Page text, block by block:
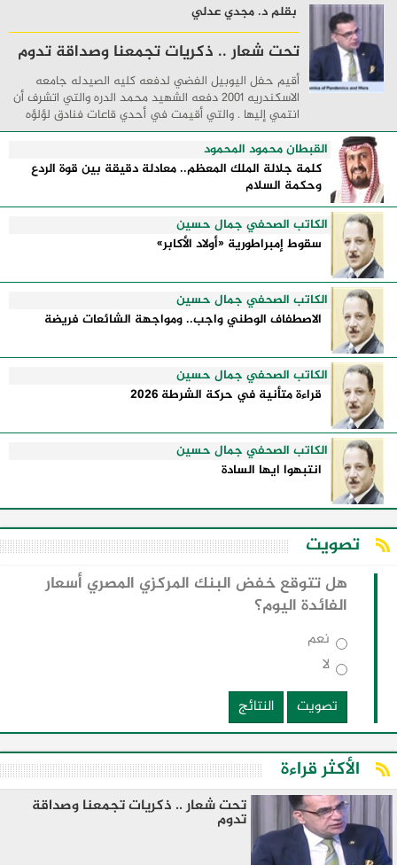
بقلم د. مجدي عدلي
تحت شعار .. ذكريات تجمعنا وصداقة تدوم
أقيم حفل اليوبيل الفضي لدفعه كليه الصيدله جامعه
الاسكندريه 2001 دفعه الشهيد محمد الدره والتي اتشرف أن
انتمي إليها . والتي أقيمت في أحدي قاعات فنادق لؤلؤه
البحر الأبيض المتوسط مدينه السحر والجمال ...
القبطان محمود المحمود
كلمة جلالة الملك المعظم.. معادلة دقيقة بين قوة الردع
وحكمة السلام
الكاتب الصحفي جمال حسين
سقوط إمبراطورية «أولاد الأكابر»
الكاتب الصحفي جمال حسين
الاصطفاف الوطني واجب.. ومواجهة الشائعات فريضة
الكاتب الصحفي جمال حسين
قراءة متأنية في حركة الشرطة 2026
الكاتب الصحفي جمال حسين
انتبهوا ايها السادة
تصويت
هل تتوقع خفض البنك المركزي المصري أسعار
الفائدة اليوم؟
نعم
لا
تصويت
النتائج
الأكثر قراءة
تحت شعار .. ذكريات تجمعنا وصداقة
تدوم